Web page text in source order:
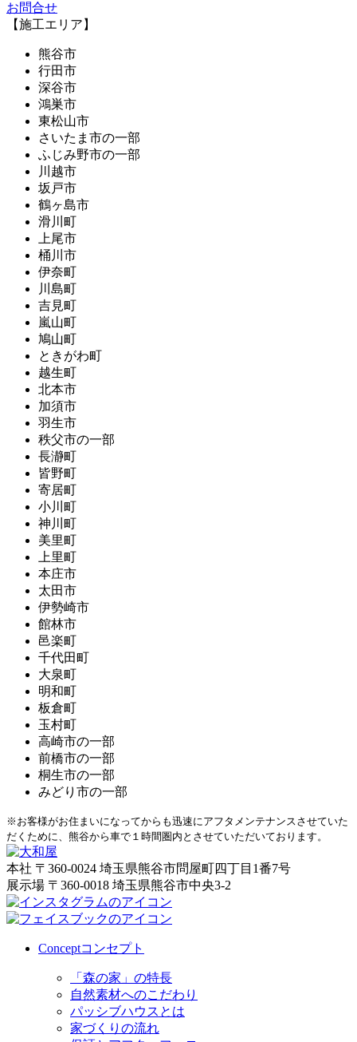
お問合せ
【施工エリア】
熊谷市
行田市
深谷市
鴻巣市
東松山市
さいたま市の一部
ふじみ野市の一部
川越市
坂戸市
鶴ヶ島市
滑川町
上尾市
桶川市
伊奈町
川島町
吉見町
嵐山町
鳩山町
ときがわ町
越生町
北本市
加須市
羽生市
秩父市の一部
長瀞町
皆野町
寄居町
小川町
神川町
美里町
上里町
本庄市
太田市
伊勢崎市
館林市
邑楽町
千代田町
大泉町
明和町
板倉町
玉村町
高崎市の一部
前橋市の一部
桐生市の一部
みどり市の一部
※お客様がお住まいになってからも迅速にアフタメンテナンスさせていた
だくために、熊谷から車で１時間圏内とさせていただいております。
本社 〒360-0024 埼玉県熊谷市問屋町四丁目1番7号
展示場 〒360-0018 埼玉県熊谷市中央3-2
Conceptコンセプト
「森の家」の特長
自然素材へのこだわり
パッシブハウスとは
家づくりの流れ